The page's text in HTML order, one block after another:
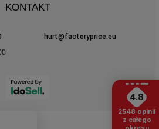
KONTAKT
hurt@factoryprice.eu
4.8
2548 opinii
z całego